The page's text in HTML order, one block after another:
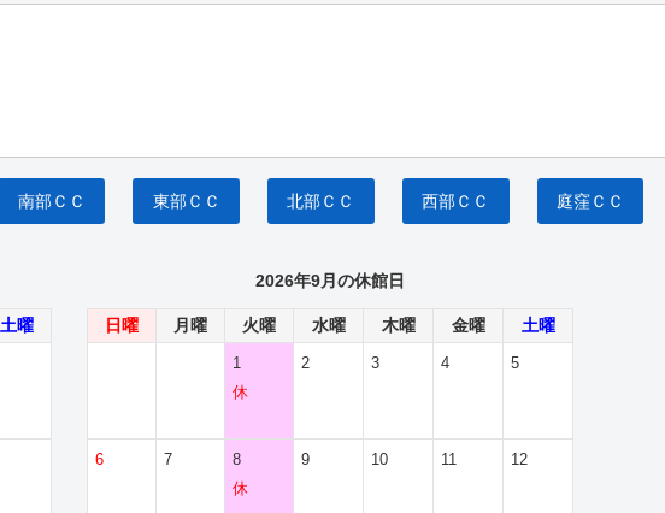
南部ＣＣ 東部ＣＣ 北部ＣＣ 西部ＣＣ 庭窪ＣＣ
土曜
2026年9月の休館日
日曜 月曜 火曜 水曜 木曜 金曜 土曜
1
休
2 3 4 5
6 7
8
休
9 10 11 12